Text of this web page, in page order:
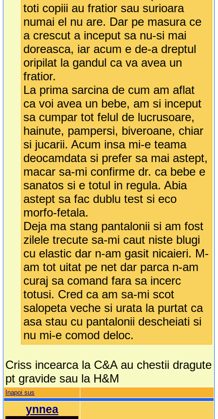
toti copiii au fratior sau surioara
numai el nu are. Dar pe masura ce
a crescut a inceput sa nu-si mai
doreasca, iar acum e de-a dreptul
oripilat la gandul ca va avea un
fratior.
La prima sarcina de cum am aflat
ca voi avea un bebe, am si inceput
sa cumpar tot felul de lucrusoare,
hainute, pampersi, biveroane, chiar
si jucarii. Acum insa mi-e teama
deocamdata si prefer sa mai astept,
macar sa-mi confirme dr. ca bebe e
sanatos si e totul in regula. Abia
astept sa fac dublu test si eco
morfo-fetala.
Deja ma stang pantalonii si am fost
zilele trecute sa-mi caut niste blugi
cu elastic dar n-am gasit nicaieri. M-
am tot uitat pe net dar parca n-am
curaj sa comand fara sa incerc
totusi. Cred ca am sa-mi scot
salopeta veche si urata la purtat ca
asa stau cu pantalonii descheiati si
nu mi-e comod deloc.
Criss incearca la C&A au chestii dragute
pt gravide sau la H&M
Inapoi sus
ynnea